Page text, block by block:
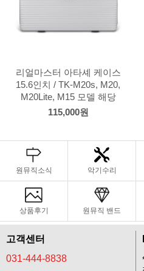
리얼마스터 아타셰 케이스
15.6인치 / TK-M20s, M20,
M20Lite, M15 모델 해당
115,000원
원뮤직소식 악기수리
상품후기 원뮤직 밴드
고객센터
031-444-8838